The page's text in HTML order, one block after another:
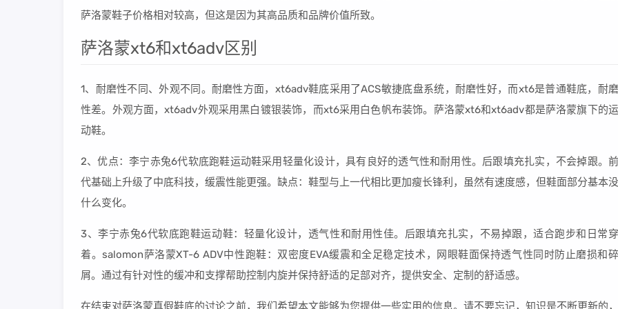
萨洛蒙鞋子价格相对较高，但这是因为其高品质和品牌价值所致。
萨洛蒙xt6和xt6adv区别
1、耐磨性不同、外观不同。耐磨性方面，xt6adv鞋底采用了ACS敏捷底盘系统，耐磨性好，而xt6是普通鞋底，耐磨
性差。外观方面，xt6adv外观采用黑白镀银装饰，而xt6采用白色帆布装饰。萨洛蒙xt6和xt6adv都是萨洛蒙旗下的运
动鞋。
2、优点：李宁赤兔6代软底跑鞋运动鞋采用轻量化设计，具有良好的透气性和耐用性。后跟填充扎实，不会掉跟。前
代基础上升级了中底科技，缓震性能更强。缺点：鞋型与上一代相比更加瘦长锋利，虽然有速度感，但鞋面部分基本没
什么变化。
3、李宁赤兔6代软底跑鞋运动鞋：轻量化设计，透气性和耐用性佳。后跟填充扎实，不易掉跟，适合跑步和日常穿
着。salomon萨洛蒙XT-6 ADV中性跑鞋：双密度EVA缓震和全足稳定技术，网眼鞋面保持透气性同时防止磨损和碎
屑。通过有针对性的缓冲和支撑帮助控制内旋并保持舒适的足部对齐，提供安全、定制的舒适感。
在结束对萨洛蒙真假鞋底的讨论之前，我们希望本文能够为您提供一些实用的信息。请不要忘记，知识是不断更新的，